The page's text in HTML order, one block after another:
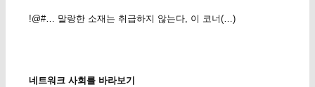
!@#… 말랑한 소재는 취급하지 않는다, 이 코너(…)
네트워크 사회를 바라보기